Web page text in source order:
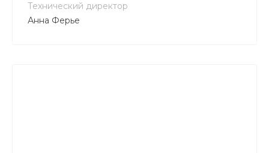
Технический директор
Анна Ферье